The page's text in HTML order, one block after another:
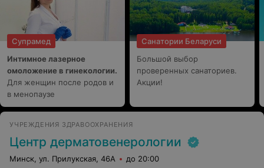
Супрамед
Интимное лазерное
омоложение в гинекологии.
Для женщин после родов и
в менопаузе
Санатории Беларуси
Большой выбор
проверенных санаториев.
Акции!
УЧРЕЖДЕНИЯ ЗДРАВООХРАНЕНИЯ
Центр дерматовенерологии
Минск, ул. Прилукская, 46А до 20:00